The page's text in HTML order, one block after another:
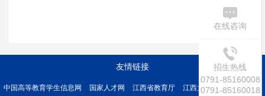
友情链接
中国高等教育学生信息网 国家人才网 江西省教育厅
江西大学生就业人才网
在线咨询
招生热线
0791-85160008
0791-85160018